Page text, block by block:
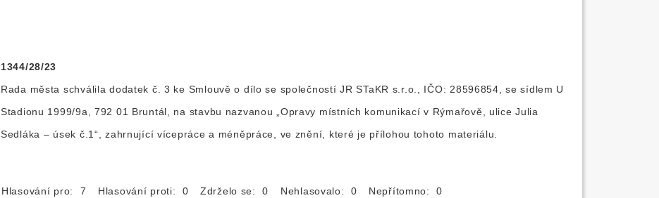
1344/28/23
Rada města schválila dodatek č. 3 ke Smlouvě o dílo se společností JR STaKR s.r.o., IČO: 28596854, se sídlem U
Stadionu 1999/9a, 792 01 Bruntál, na stavbu nazvanou „Opravy místních komunikací v Rýmařově, ulice Julia
Sedláka – úsek č.1“, zahrnující vícepráce a méněpráce, ve znění, které je přílohou tohoto materiálu.
Hlasování pro: 7 Hlasování proti: 0 Zdrželo se: 0 Nehlasovalo: 0 Nepřítomno: 0